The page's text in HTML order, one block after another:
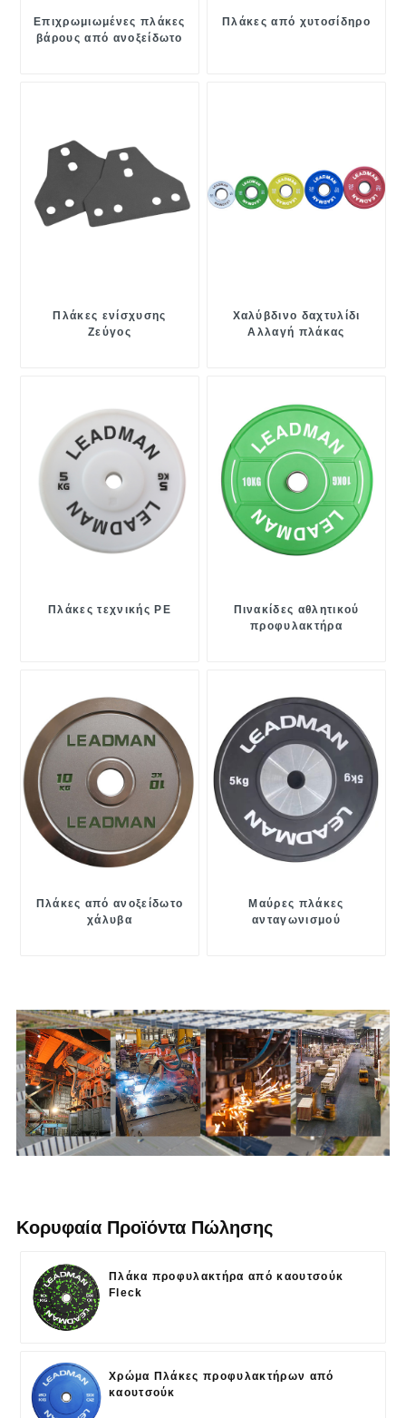
Επιχρωμιωμένες πλάκες
βάρους από ανοξείδωτο
Πλάκες από χυτοσίδηρο
Πλάκες ενίσχυσης
Ζεύγος
Χαλύβδινο δαχτυλίδι
Αλλαγή πλάκας
Πλάκες τεχνικής PE
Πινακίδες αθλητικού
προφυλακτήρα
Πλάκες από ανοξείδωτο
χάλυβα
Μαύρες πλάκες
ανταγωνισμού
Κορυφαία Προϊόντα Πώλησης
Πλάκα προφυλακτήρα από καουτσούκ
Fleck
Χρώμα Πλάκες προφυλακτήρων από
καουτσούκ